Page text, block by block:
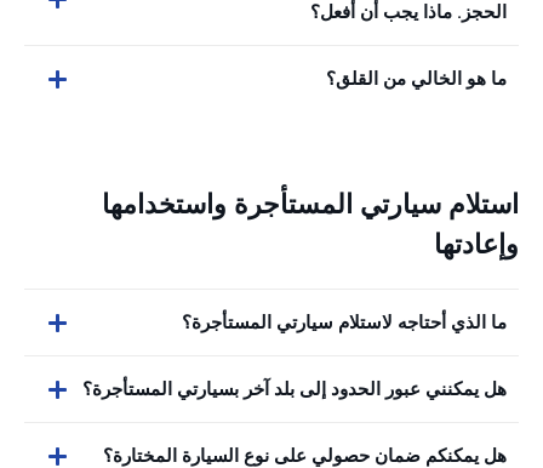
الحجز. ماذا يجب أن أفعل؟
ما هو الخالي من القلق؟
استلام سيارتي المستأجرة واستخدامها
وإعادتها
ما الذي أحتاجه لاستلام سيارتي المستأجرة؟
هل يمكنني عبور الحدود إلى بلد آخر بسيارتي المستأجرة؟
هل يمكنكم ضمان حصولي على نوع السيارة المختارة؟